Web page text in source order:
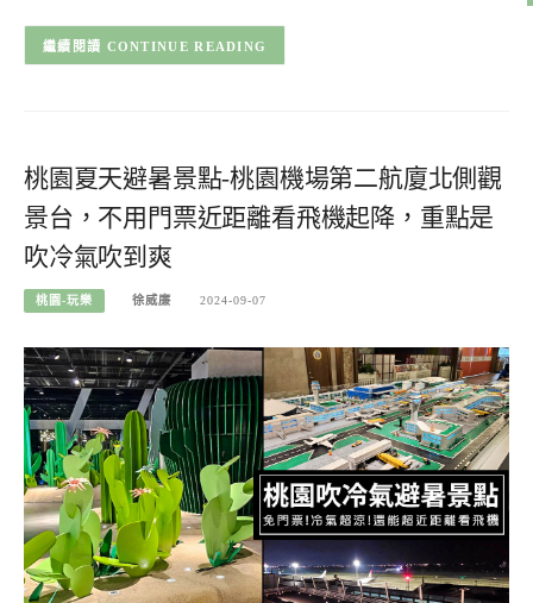
CONTINUE READING
桃園夏天避暑景點-桃園機場第二航廈北側觀
景台，不用門票近距離看飛機起降，重點是
吹冷氣吹到爽
桃園-玩樂 徐威廉 2024-09-07